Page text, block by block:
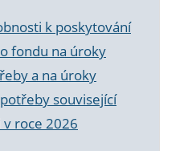
k poskytování
fondu na úroky
a na úroky
související
roce 2026